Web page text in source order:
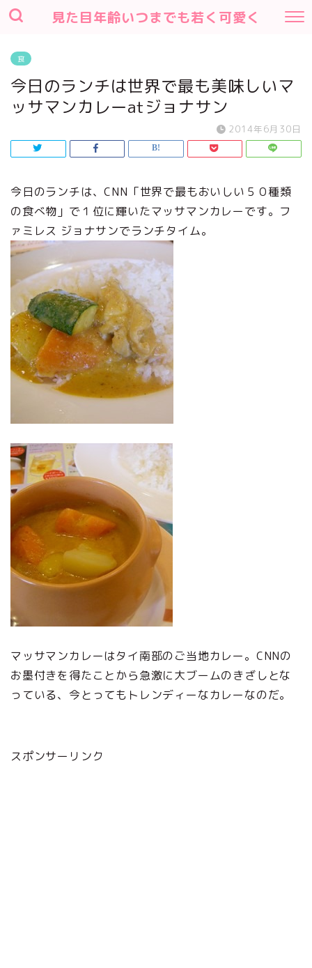
見た目年齢いつまでも若く可愛く
食
今日のランチは世界で最も美味しいマ
ッサマンカレーatジョナサン
2014年6月30日
今日のランチは、CNN「世界で最もおいしい５０種類
の食べ物」で１位に輝いたマッサマンカレーです。フ
ァミレス ジョナサンでランチタイム。
マッサマンカレーはタイ南部のご当地カレー。CNNの
お墨付きを得たことから急激に大ブームのきざしとな
っている、今とってもトレンディーなカレーなのだ。
スポンサーリンク